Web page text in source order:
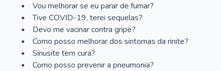
Vou melhorar se eu parar de fumar?
Tive COVID-19, terei sequelas?
Devo me vacinar contra gripe?
Como posso melhorar dos sintomas da rinite?
Sinusite tem cura?
Como posso prevenir a pneumonia?